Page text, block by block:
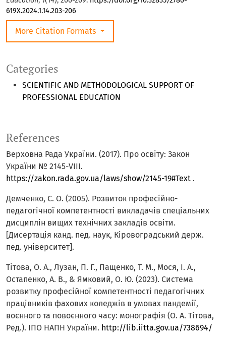
Categories
SCIENTIFIC AND METHODOLOGICAL SUPPORT OF
PROFESSIONAL EDUCATION
619X.2024.1.14.203-206
More Citation Formats
References
Верховна Рада України. (2017). Про освіту: Закон
України № 2145-VIII.
https://zakon.rada.gov.ua/laws/show/2145-19#Text .
Демченко, С. О. (2005). Розвиток професійно-
педагогічної компетентності викладачів спеціальних
дисциплін вищих технічних закладів освіти.
[Дисертація канд. пед. наук, Кіровоградський держ.
пед. університет].
Тітова, О. А., Лузан, П. Г., Пащенко, Т. М., Мося, І. А.,
Остапенко, А. В., & Ямковий, О. Ю. (2023). Система
розвитку професійної компетентності педагогічних
працівників фахових коледжів в умовах пандемії,
воєнного та повоєнного часу: монографія (О. А. Тітова,
Ред.). ІПО НАПН України. http://lib.iitta.gov.ua/738694/